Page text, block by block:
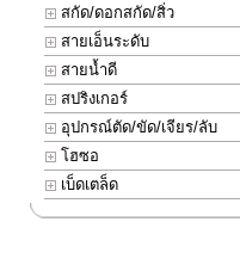
สกัด/ดอกสกัด/สิ่ว
สายเอ็นระดับ
สายน้ำดี
สปริงเกอร์
อุปกรณ์ตัด/ขัด/เจียร/ลับ
โฮซอ
เบ็ดเตล็ด